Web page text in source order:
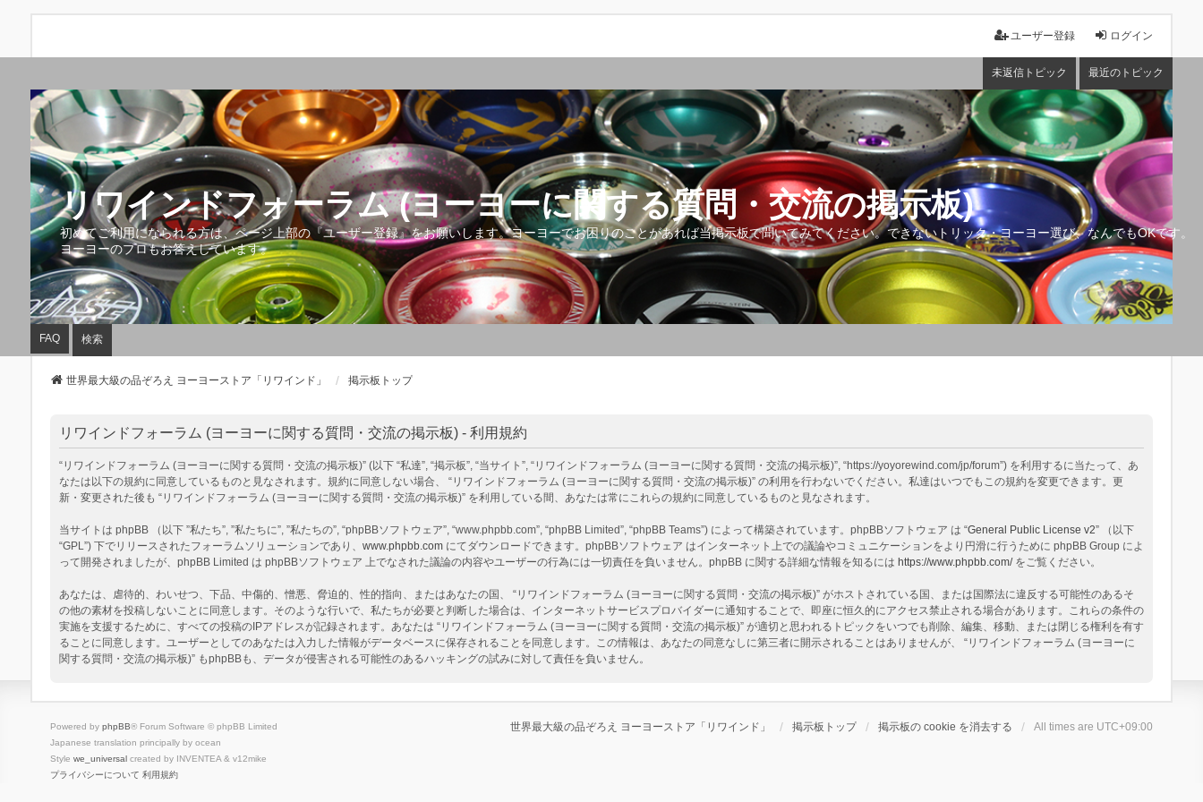
ログイン
ユーザー登録
未返信トピック 最近のトピック
リワインドフォーラム (ヨーヨーに関する質問・交流の掲示板)
初めてご利用になられる方は、ページ上部の『ユーザー登録』をお願いします。ヨーヨーでお困りのことがあれば当掲示板で聞いてみてください。できないトリック・ヨーヨー選び、なんでもOKです。
ヨーヨーのプロもお答えしています。
FAQ 検索
世界最大級の品ぞろえ ヨーヨーストア「リワインド」 掲示板トップ
リワインドフォーラム (ヨーヨーに関する質問・交流の掲示板) - 利用規約
“リワインドフォーラム (ヨーヨーに関する質問・交流の掲示板)” (以下 “私達”, “掲示板”, “当サイト”, “リワインドフォーラム (ヨーヨーに関する質問・交流の掲示板)”, “https://yoyorewind.com/jp/forum”) を利用するに当たって、あ
なたは以下の規約に同意しているものと見なされます。規約に同意しない場合、 “リワインドフォーラム (ヨーヨーに関する質問・交流の掲示板)” の利用を行わないでください。私達はいつでもこの規約を変更できます。更
新・変更された後も “リワインドフォーラム (ヨーヨーに関する質問・交流の掲示板)” を利用している間、あなたは常にこれらの規約に同意しているものと見なされます。
当サイトは phpBB （以下 ”私たち”, ”私たちに”, ”私たちの”, “phpBBソフトウェア”, “www.phpbb.com”, “phpBB Limited”, “phpBB Teams”) によって構築されています。phpBBソフトウェア は “General Public License v2” （以下
“GPL”) 下でリリースされたフォーラムソリューションであり、 www.phpbb.comにてダウンロードできます。phpBBソフトウェア はインターネット上での議論やコミュニケーションをより円滑に行うために phpBB Group によ
って開発されましたが、phpBB Limited は phpBBソフトウェア 上でなされた議論の内容やユーザーの行為には一切責任を負いません。phpBB に関する詳細な情報を知るには https://www.phpbb.com/をご覧ください。
あなたは、虐待的、わいせつ、下品、中傷的、憎悪、脅迫的、性的指向、またはあなたの国、 “リワインドフォーラム (ヨーヨーに関する質問・交流の掲示板)” がホストされている国、または国際法に違反する可能性のあるそ
の他の素材を投稿しないことに同意します。そのような行いで、私たちが必要と判断した場合は、インターネットサービスプロバイダーに通知することで、即座に恒久的にアクセス禁止される場合があります。これらの条件の
実施を支援するために、すべての投稿のIPアドレスが記録されます。あなたは “リワインドフォーラム (ヨーヨーに関する質問・交流の掲示板)” が適切と思われるトピックをいつでも削除、編集、移動、または閉じる権利を有す
ることに同意します。ユーザーとしてのあなたは入力した情報がデータベースに保存されることを同意します。この情報は、あなたの同意なしに第三者に開示されることはありませんが、 “リワインドフォーラム (ヨーヨーに
関する質問・交流の掲示板)” もphpBBも、データが侵害される可能性のあるハッキングの試みに対して責任を負いません。
世界最大級の品ぞろえ ヨーヨーストア「リワインド」 掲示板トップ 掲示板の cookie を消去する All times are UTC+09:00
Powered by phpBB® Forum Software © phpBB Limited
Japanese translation principally by ocean
Style we_universalcreated by INVENTEA & v12mike
プライバシーについて 利用規約